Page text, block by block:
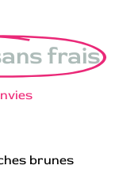
frais
brunes